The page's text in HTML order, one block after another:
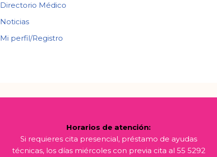
Directorio Médico
Noticias
Mi perfil/Registro
Horarios de atención:
Si requieres cita presencial, préstamo de ayudas
técnicas, los días miércoles con previa cita al 55 5292